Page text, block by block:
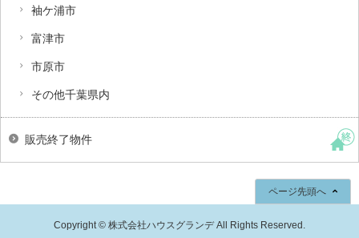
袖ケ浦市
富津市
市原市
その他千葉県内
販売終了物件
ページ先頭へ
Copyright © 株式会社ハウスグランデ All Rights Reserved.